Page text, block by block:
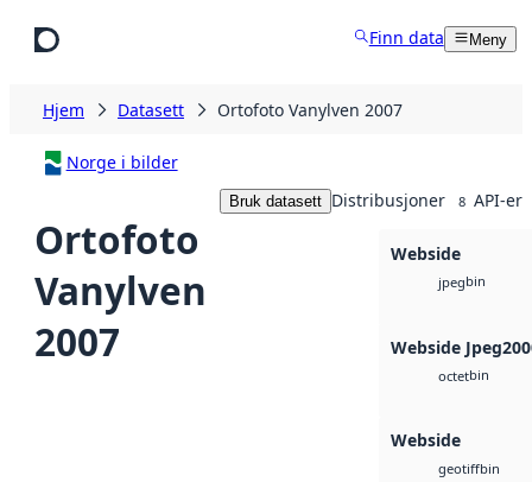
Finn data Meny
Hjem Datasett Ortofoto Vanylven 2007
Norge i bilder
Ortofoto
Vanylven
2007
Bruk datasett Distribusjoner 8 API-er
Webside
jpegbin
Webside
octetbin
Webside
geotiffbin